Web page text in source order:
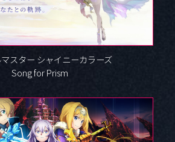
スター シャイニーカラーズ
Song for Prism